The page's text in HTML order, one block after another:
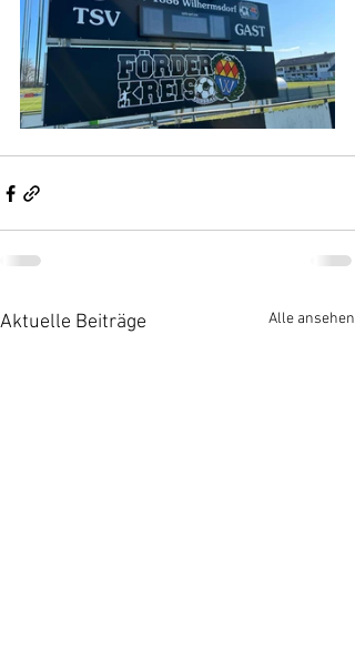
Aktuelle Beiträge Alle ansehen